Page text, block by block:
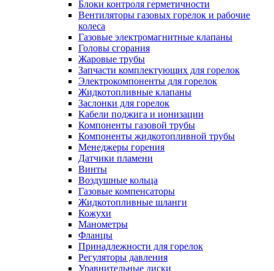
Блоки контроля герметичности
Вентиляторы газовых горелок и рабочие
колеса
Газовые электромагнитные клапаны
Головы сгорания
Жаровые трубы
Запчасти комплектующих для горелок
Электрокомпоненты для горелок
Жидкотопливные клапаны
Заслонки для горелок
Кабели поджига и ионизации
Компоненты газовой трубы
Компоненты жидкотопливной трубы
Менеджеры горения
Датчики пламени
Винты
Воздушные кольца
Газовые компенсаторы
Жидкотопливные шланги
Кожухи
Манометры
Фланцы
Принадлежности для горелок
Регуляторы давления
Уравнительные диски